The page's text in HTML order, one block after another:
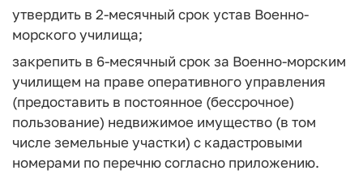
утвердить в 2-месячный срок устав Военно-
морского училища;
закрепить в 6-месячный срок за Военно-морским
училищем на праве оперативного управления
(предоставить в постоянное (бессрочное)
пользование) недвижимое имущество (в том
числе земельные участки) с кадастровыми
номерами по перечню согласно приложению.